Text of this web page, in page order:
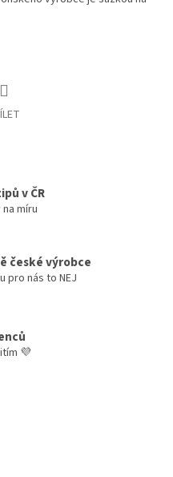
v ČR
míru
české výrobce
pro nás to NEJ
💜